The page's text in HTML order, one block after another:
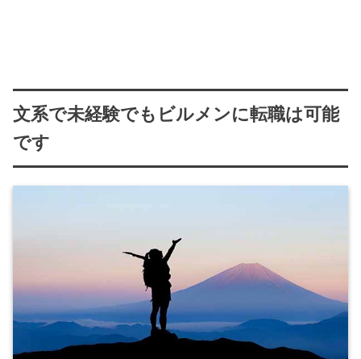
文系で未経験でもビルメンに転職は可能
です